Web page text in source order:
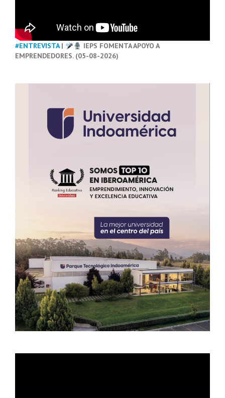
#ENTREVISTA|
IEPS FOMENTA APOYO A
EMPRENDEDORES. (05-08-2026)